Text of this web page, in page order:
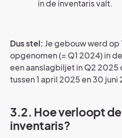
in de inventaris valt.
Dus stel: Je gebouw werd op
opgenomen (= Q1 2024) in
een aanslagbiljet in Q2 2025
tussen 1 april 2025 en 30 juni
3.2. Hoe verloopt
inventaris?